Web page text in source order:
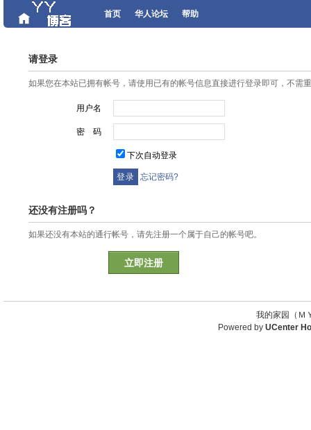
首页 华人论坛 帮助
请登录
如果您在本站已拥有帐号，请使用已有的帐号信息直接进行登录即可，不需
用户名
密 码
下次自动登录
忘记密码?
还没有注册吗？
如果还没有本站的通行帐号，请先注册一个属于自己的帐号吧。
立即注册
我的家园（
Powered by UCenter